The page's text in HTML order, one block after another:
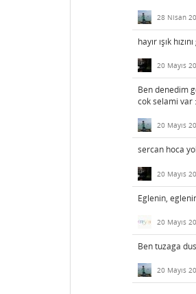
28 Nisan
hayır ışık
20 Mayıs
Ben denedim
cok selami var
20 Mayıs
sercan hoca
20 Mayıs
Eglenin,
20 Mayıs
Ben tuzaga
20 Mayıs